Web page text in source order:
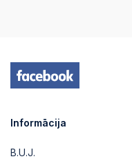
Informācija
B.U.J.